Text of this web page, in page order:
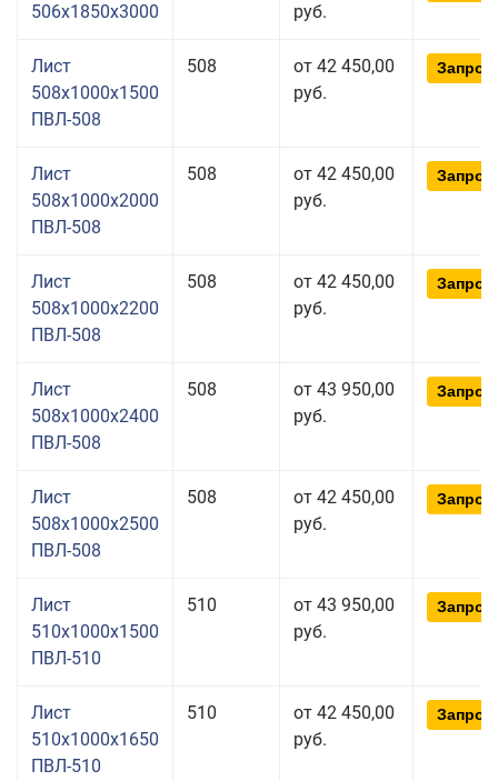
506x1850x3000
руб.
Лист
508x1000x1500
ПВЛ-508
508
от 42 450,00
руб.
Лист
508x1000x2000
ПВЛ-508
508
от 42 450,00
руб.
Лист
508x1000x2200
ПВЛ-508
508
от 42 450,00
руб.
Лист
508x1000x2400
ПВЛ-508
508
от 43 950,00
руб.
Лист
508x1000x2500
ПВЛ-508
508
от 42 450,00
руб.
Лист
510x1000x1500
ПВЛ-510
510
от 43 950,00
руб.
Лист
510x1000x1650
ПВЛ-510
510
от 42 450,00
руб.